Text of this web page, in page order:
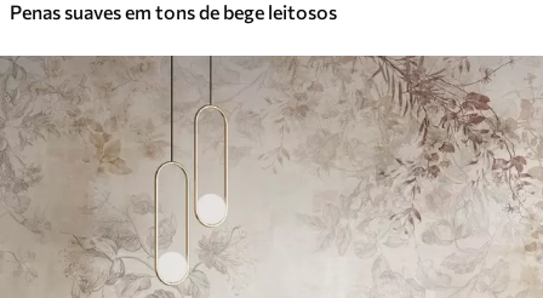
Penas suaves em tons de bege leitosos